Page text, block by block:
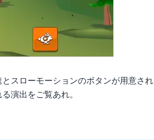
とスローモーションのボタンが用意され
演出をご覧あれ。